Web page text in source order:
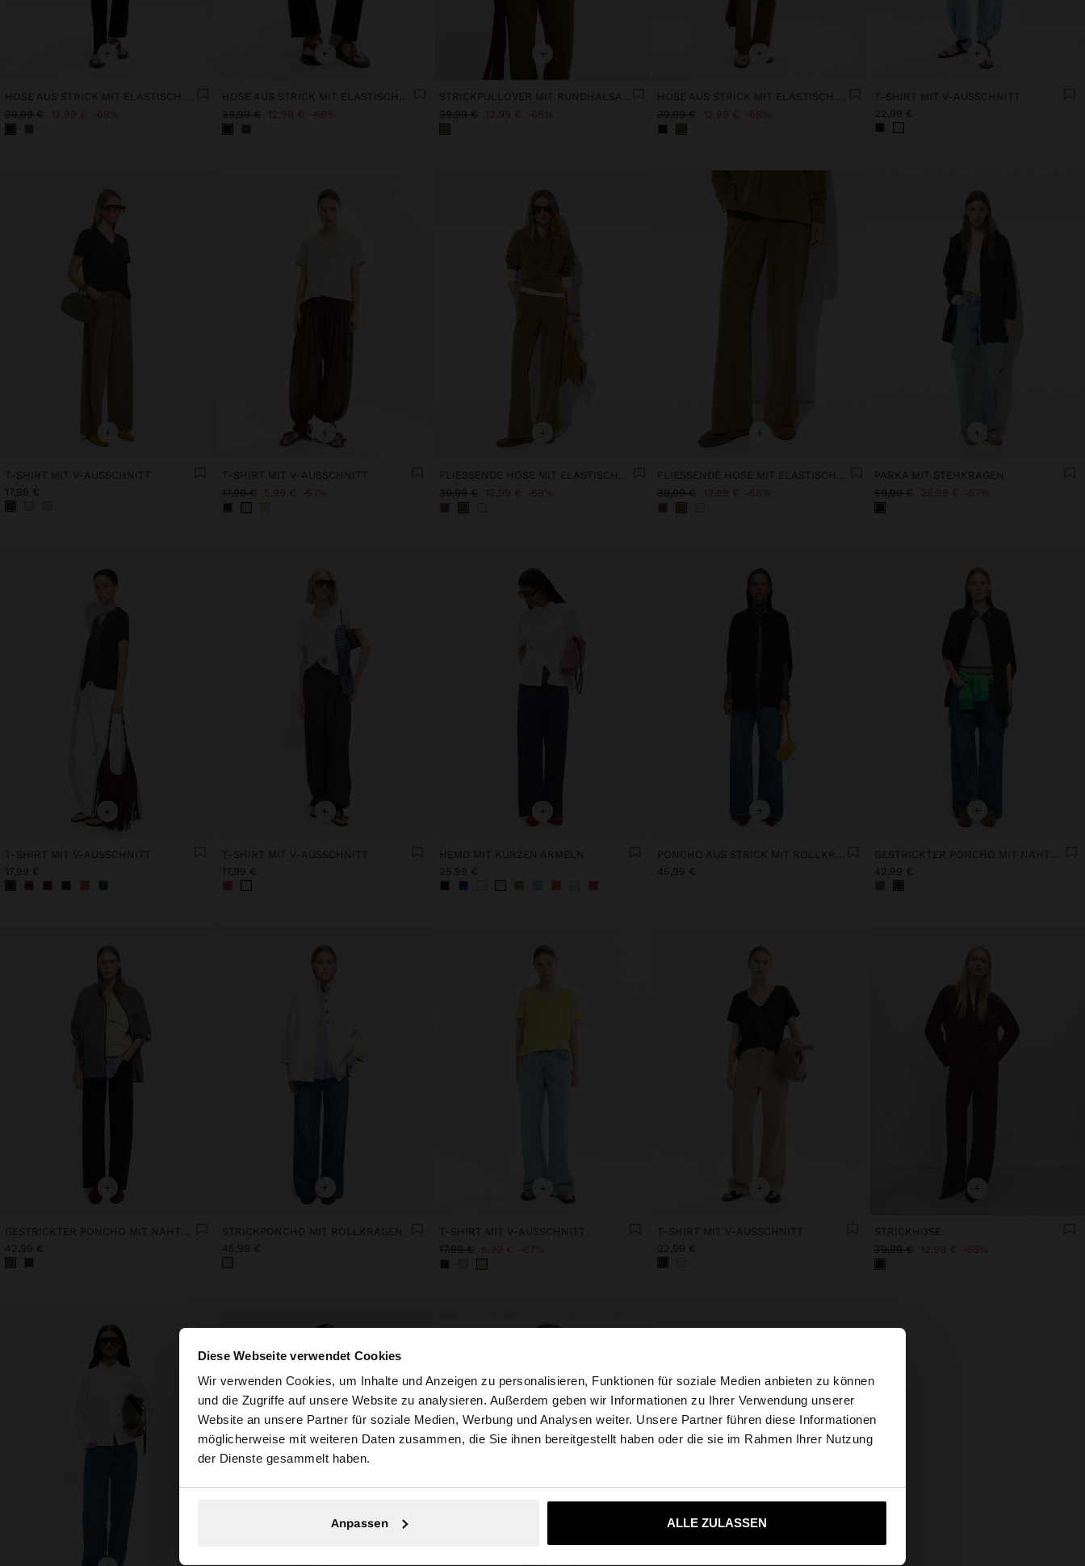
Diese Webseite verwendet Cookies
Wir verwenden Cookies, um Inhalte und Anzeigen zu personalisieren, Funktionen für soziale Medien anbieten zu können
und die Zugriffe auf unsere Website zu analysieren. Außerdem geben wir Informationen zu Ihrer Verwendung unserer
Website an unsere Partner für soziale Medien, Werbung und Analysen weiter. Unsere Partner führen diese Informationen
möglicherweise mit weiteren Daten zusammen, die Sie ihnen bereitgestellt haben oder die sie im Rahmen Ihrer Nutzung
der Dienste gesammelt haben.
Anpassen ALLE ZULASSEN
hallo ×
Sie greifen von Austria auf die Website zu. Möchten Sie unsere United States Website
durchsuchen?
Nein, bleiben Sie bei Austria Ja, bringen Sie mich zu United States
+
HOSE AUS STRICK MIT ELASTISCHEM BUND
39,99 € 12,99 € 68%
+
HOSE AUS STRICK MIT ELASTISCHEM BUND
39,99 € 12,99 € 68%
+
STRICKPULLOVER MIT RUNDHALSAUSSCHNITT
39,99 € 12,99 € 68%
+
HOSE AUS STRICK MIT ELASTISCHEM BUND
39,99 € 12,99 € 68%
+
T-SHIRT MIT V-AUSSCHNITT
22,99 €
+
T-SHIRT MIT V-AUSSCHNITT
17,99 €
+
T-SHIRT MIT V-AUSSCHNITT
17,99 € 5,99 € 67%
+
FLIESSENDE HOSE MIT ELASTISCHER TAILLE WEICHER GRIFF
39,99 € 12,99 € 68%
+
FLIESSENDE HOSE MIT ELASTISCHER TAILLE WEICHER GRIFF
39,99 € 12,99 € 68%
+
PARKA MIT STEHKRAGEN
59,99 € 25,99 € 57%
+
T-SHIRT MIT V-AUSSCHNITT
17,99 €
+
T-SHIRT MIT V-AUSSCHNITT
17,99 €
+
HEMD MIT KURZEN ÄRMELN
25,99 €
+
45,99 €
+
42,99 €
+
42,99 €
+
STRICKPONCHO MIT ROLLKRAGEN
45,99 €
+
T-SHIRT MIT V-AUSSCHNITT
17,99 € 5,99 € 67%
+
T-SHIRT MIT V-AUSSCHNITT
22,99 €
+
STRICKHOSE
39,99 € 12,99 € 68%